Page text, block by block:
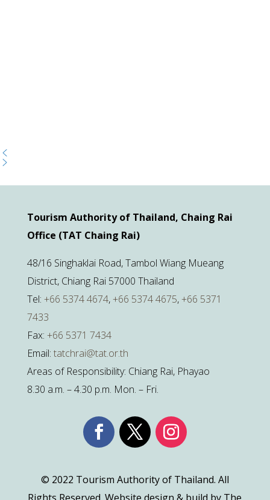
Tourism Authority of Thailand, Chaing Rai
Office (TAT Chaing Rai)
48/16 Singhaklai Road, Tambol Wiang Mueang
District, Chiang Rai 57000 Thailand
Tel: +66 5374 4674,+66 5374 4675,+66 5371
7433
Fax: +66 5371 7434
Email: tatchrai@tat.or.th
Areas of Responsibility: Chiang Rai, Phayao
8.30 a.m. – 4.30 p.m. Mon. – Fri.
© 2022 Tourism Authority of Thailand. All